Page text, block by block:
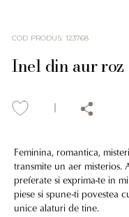
COD PRODUS: 123768
Inel din aur roz
Feminina, romantica,
transmite un aer
preferate si exprima-te in
piese si spune-ti povestea
unice alaturi de tine.